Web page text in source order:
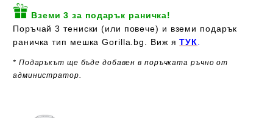
Вземи 3 за подарък раничка!
Поръчай 3 тениски (или повече) и вземи подарък
раничка тип мешка Gorilla.bg. Виж яТУК
* Подаръкът ще бъде добавен в поръчката ръчно от
администратор.